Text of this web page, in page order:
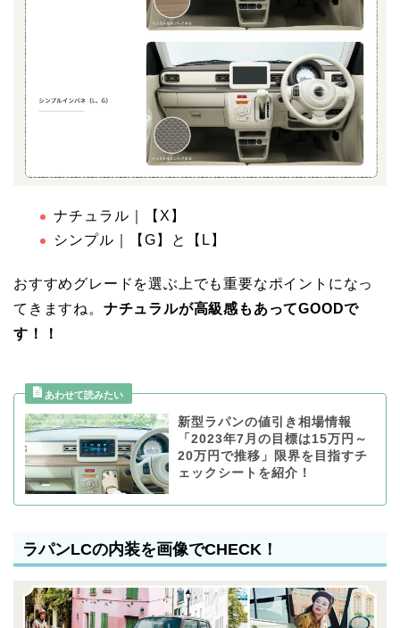
ナチュラル｜【X】
シンプル｜【G】と【L】
おすすめグレードを選ぶ上でも重要なポイントになっ
てきますね。 ナチュラルが高級感もあってGOODで
す！！
新型ラパンの値引き相場情報
「2023年7月の目標は15万円～
20万円で推移」限界を目指すチ
ェックシートを紹介！
ラパンLCの内装を画像でCHECK！